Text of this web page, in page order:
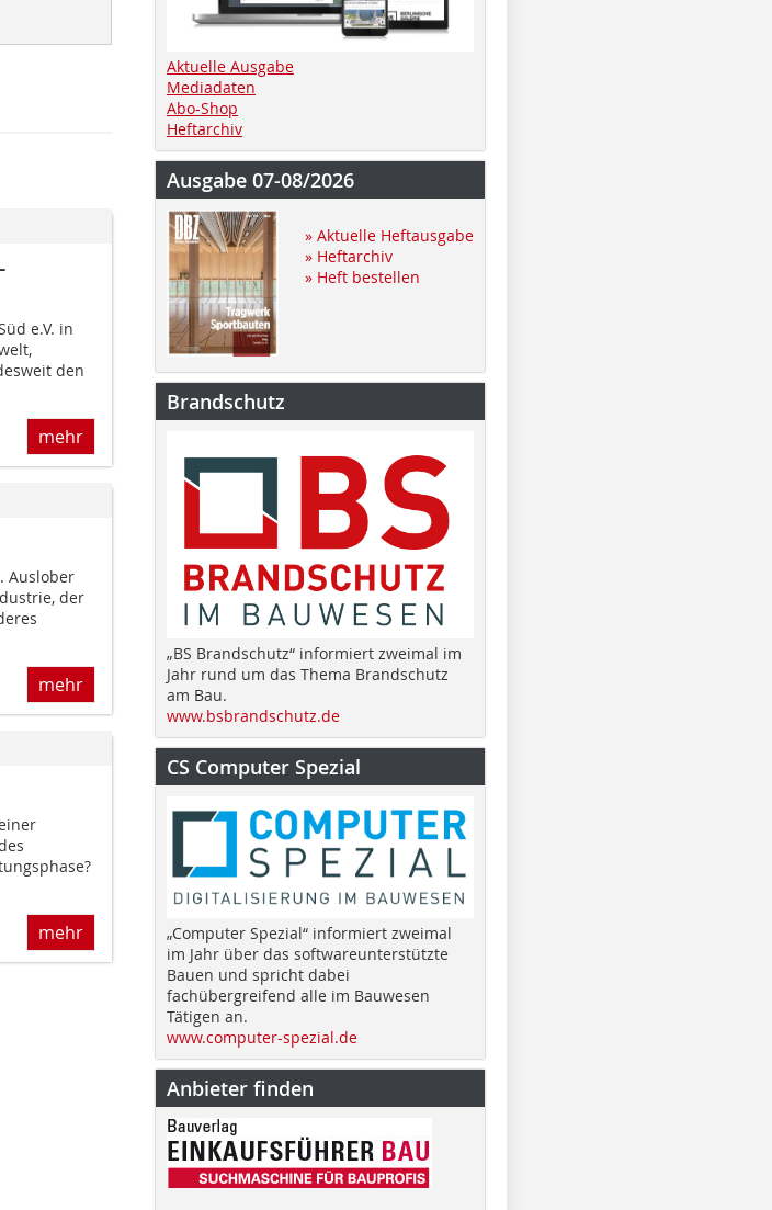
e.V. in
den
mehr
Auslober
der
mehr
mehr
Aktuelle Ausgabe
Mediadaten
Abo-Shop
Heftarchiv
Ausgabe 07-08/2026
» Aktuelle Heftausgabe
» Heftarchiv
» Heft bestellen
Brandschutz
„BS Brandschutz“ informiert zweimal im
Jahr rund um das Thema Brandschutz
am Bau.
www.bsbrandschutz.de
CS Computer Spezial
„Computer Spezial“ informiert zweimal
im Jahr über das softwareunterstützte
Bauen und spricht dabei
fachübergreifend alle im Bauwesen
Tätigen an.
www.computer-spezial.de
Anbieter finden